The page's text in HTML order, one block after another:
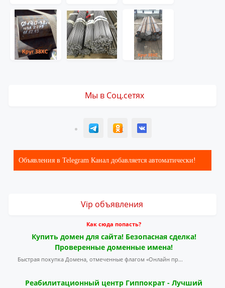
Мы в Соц.сетях
T ОК ВК
Объявления в Telegram Канал добавляется автоматически!
Vip объявления
Как сюда попасть?
Купить домен для сайта! Безопасная сделка!
Проверенные доменные имена!
Быстрая покупка Домена, отмеченные флагом «Онлайн пр...
Реабилитационный центр Гиппократ - Лучший